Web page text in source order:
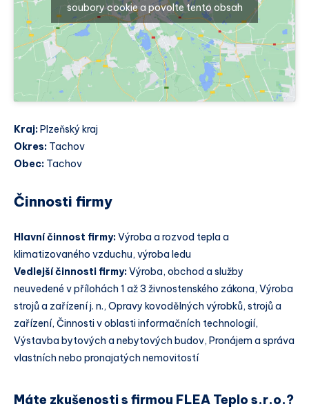
soubory cookie a povolte tento obsah
Kraj: Plzeňský kraj
Okres: Tachov
Obec: Tachov
Činnosti firmy
Hlavní činnost firmy:Výroba a rozvod tepla a
klimatizovaného vzduchu, výroba ledu
Vedlejší činnosti firmy:Výroba, obchod a služby
neuvedené v přílohách 1 až 3 živnostenského zákona, Výroba
strojů a zařízení j. n., Opravy kovodělných výrobků, strojů a
zařízení, Činnosti v oblasti informačních technologií,
Výstavba bytových a nebytových budov, Pronájem a správa
vlastních nebo pronajatých nemovitostí
Máte zkušenosti s firmou FLEA Teplo s.r.o.?